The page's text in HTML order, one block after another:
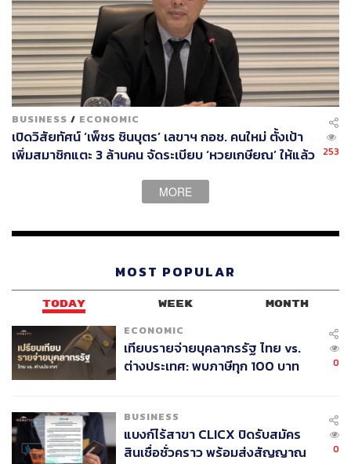
ABOUT THE AUTHOR
ธนกร วงษ์ปัญญา
บรรณาธิการข่าวในประเทศ กอง
บรรณาธิการข่าว THE STANDARD
ABOUT THE PHOTOGRAPHER
ช่างภาพข่าว ประจำสำนักข่าว THE
STANDARD
BUSINESS / ECONOMIC
เปิดวิสัยทัศน์ ‘เพ็ชร ชินบุตร’ เลขาฯ กอช. คนใหม่ ตั้งเป้า
เพิ่มสมาชิกแตะ 3 ล้านคน จัดระเบียบ ‘หวยเกษียณ’ ให้แล้ว
253
MORE
MOST POPULAR
TODAY WEEK MONTH
ECONOMIC
เทียบรายจ่ายบุคลากรรัฐ ไทย vs.
ต่างประเทศ: พบภาษีทุก 100 บาท
0
BUSINESS
แบงก์ไร้สาขา CLICX ปิดรับสมัคร
สินเชื่อชั่วคราว พร้อมส่งสัญญาณ
0